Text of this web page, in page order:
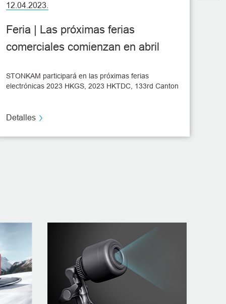
12.04.2023.
Feria | Las próximas ferias
comerciales comienzan en abril
STONKAM participará en las próximas ferias
electrónicas 2023 HKGS, 2023 HKTDC, 133rd Canton
Detalles